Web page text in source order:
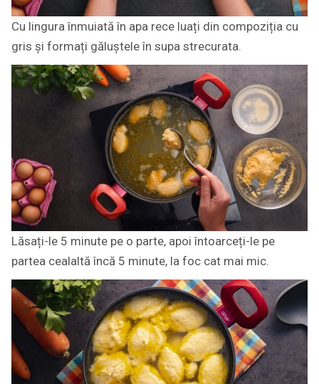
Cu lingura înmuiată în apa rece luați din compoziția cu
gris și formați găluștele în supa strecurata.
Lăsați-le 5 minute pe o parte, apoi întoarceți-le pe
partea cealaltă încă 5 minute, la foc cat mai mic.